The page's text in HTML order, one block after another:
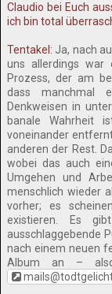
Claudio bei Euch
ich bin total
Tentakel: Ja, nach
uns allerdings war
Prozess, der am
dass manchmal
Denkweisen in
banale Wahrheit
voneinander
anderen der Rest.
wobei das auch
Umgehen und
menschlich wieder
vorher; es
existieren. Es
ausschlaggebende
nach einem neuen
Album an –